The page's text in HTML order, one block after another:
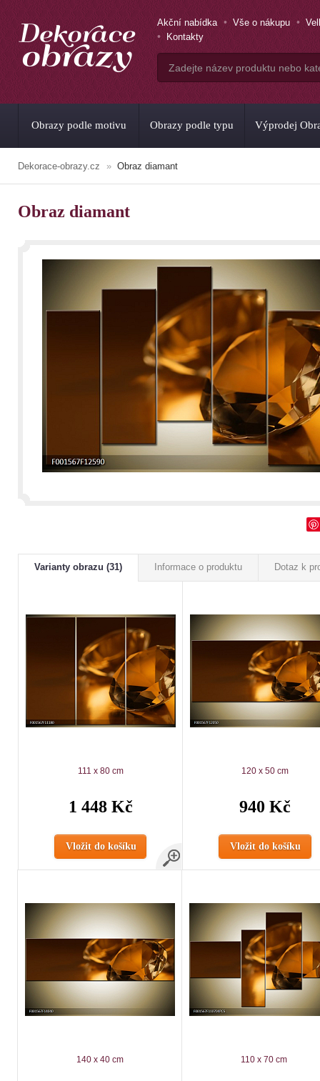
Akční nabídka Vše o nákupu
Kontakty
Obrazy podle motivu Obrazy podle typu Výprodej
Dekorace-obrazy.cz Obraz diamant
Obraz diamant
Varianty obrazu (31) Informace o produktu Dotaz k
111 x 80 cm
1 448 Kč
Vložit do košíku
120 x 50 cm
940 Kč
Vložit do košíku
140 x 40 cm 110 x 70 cm